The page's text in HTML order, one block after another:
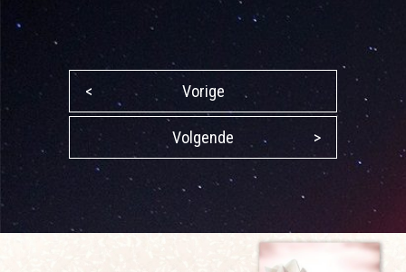
< Vorige
Volgende >